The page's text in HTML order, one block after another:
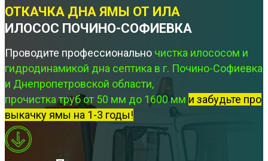
ОТКАЧКА ДНА ЯМЫ ОТ ИЛА
ИЛОСОС ПОЧИНО-СОФИЕВКА
Проводите профессионально чистка илососом и
гидродинамикой дна септика в г. Почино-Софиевка
и Днепропетровской области,
прочистка труб от 50 мм до 1600 мм и забудьте про
выкачку ямы на 1-3 годы!